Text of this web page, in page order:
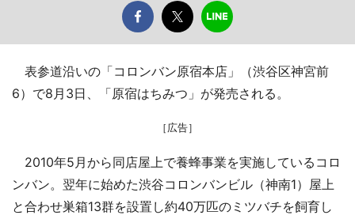
表参道沿いの「コロンバン原宿本店」（渋谷区神宮前
6）で8月3日、「原宿はちみつ」が発売される。
［広告］
2010年5月から同店屋上で養蜂事業を実施しているコロ
ンバン。翌年に始めた渋谷コロンバンビル（神南1）屋上
と合わせ巣箱13群を設置し約40万匹のミツバチを飼育し